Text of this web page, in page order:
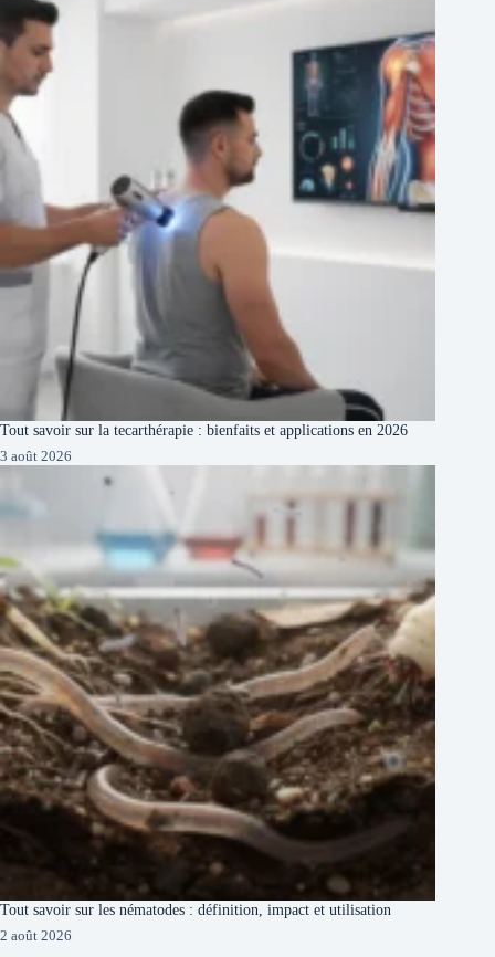
Tout savoir sur la tecarthérapie : bienfaits et applications en 2026
3 août 2026
Tout savoir sur les nématodes : définition, impact et utilisation
2 août 2026